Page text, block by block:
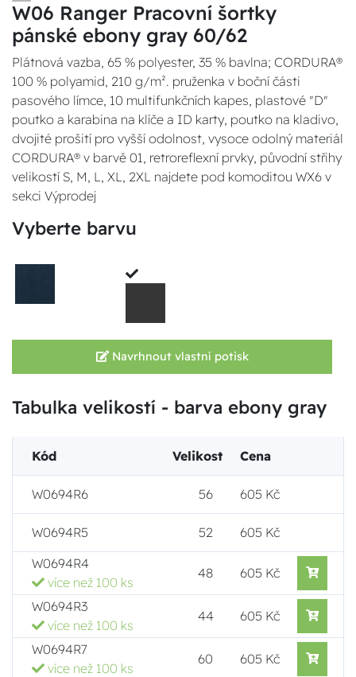
W06 Ranger Pracovní šortky
pánské ebony gray 60/62
Plátnová vazba, 65 % polyester, 35 % bavlna; CORDURA®
100 % polyamid, 210 g/m². pruženka v boční části
pasového límce, 10 multifunkčních kapes, plastové "D"
poutko a karabina na klíče a ID karty, poutko na kladivo,
dvojité prošití pro vyšší odolnost, vysoce odolný materiál
CORDURA® v barvě 01, retroreflexní prvky, původní střihy
velikostí S, M, L, XL, 2XL najdete pod komoditou WX6 v
sekci Výprodej
Vyberte barvu
Navrhnout vlastní potisk
Tabulka velikostí - barva ebony gray
Kód Velikost Cena
W0694R6 56 605 Kč
W0694R5 52
605 Kč
W0694R4
více než 100 ks
48 605 Kč
W0694R3
více než 100 ks
44 605 Kč
W0694R7
více než 100 ks
60 605 Kč